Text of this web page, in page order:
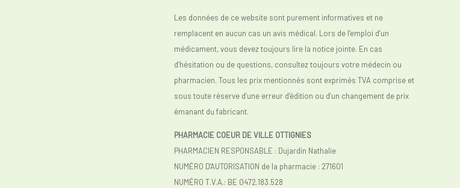
Les données de ce website sont purement informatives et ne
remplacent en aucun cas un avis médical. Lors de l’emploi d’un
médicament, vous devez toujours lire la notice jointe. En cas
d’hésitation ou de questions, consultez toujours votre médecin ou
pharmacien. Tous les prix mentionnés sont exprimés TVA comprise et
sous toute réserve d’une erreur d’édition ou d’un changement de prix
émanant du fabricant.
PHARMACIE COEUR DE VILLE OTTIGNIES
PHARMACIEN RESPONSABLE : Dujardin Nathalie
NUMÉRO D'AUTORISATION de la pharmacie : 271601
NUMÉRO T.V.A.: BE 0472.183.528